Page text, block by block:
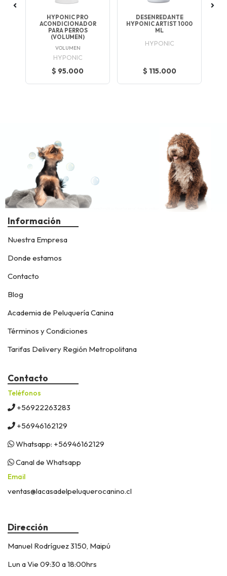
HYPONIC PRO
ACONDICIONADOR
PARA PERROS
(VOLUMEN)
VOLUMEN
HYPONIC
$ 95.000
DESENREDANTE
HYPONIC ARTIST 1000
ML
HYPONIC
$ 115.000
Información
Nuestra Empresa
Donde estamos
Contacto
Blog
Academia de Peluquería Canina
Términos y Condiciones
Tarifas Delivery Región Metropolitana
Contacto
Teléfonos
+56922263283
+56946162129
Whatsapp: +56946162129
Canal de Whatsapp
Email
ventas@lacasadelpeluquerocanino.cl
Dirección
Manuel Rodríguez 3150, Maipú
Lun a Vie 09:30 a 18:00hrs